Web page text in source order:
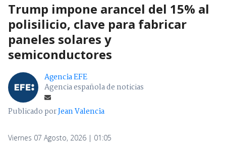
Trump impone arancel del 15% al
polisilicio, clave para fabricar
paneles solares y
semiconductores
Agencia EFE
Agencia española de noticias
Publicado porJean Valencia
Viernes 07 Agosto, 2026 | 01:05